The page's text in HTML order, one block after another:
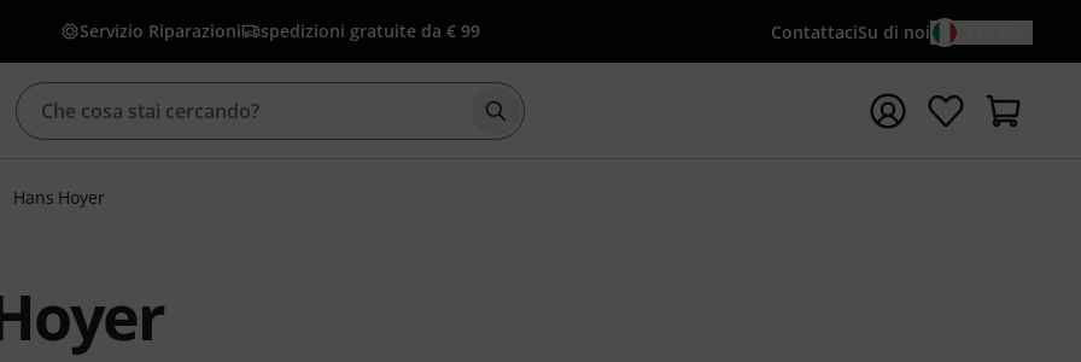
Servizio Riparazioni spedizioni gratuite da € 99 ContattaciSu di noi
Avviare la ricerca con il termine di ricerca {searchTerm}
Hans Hoyer